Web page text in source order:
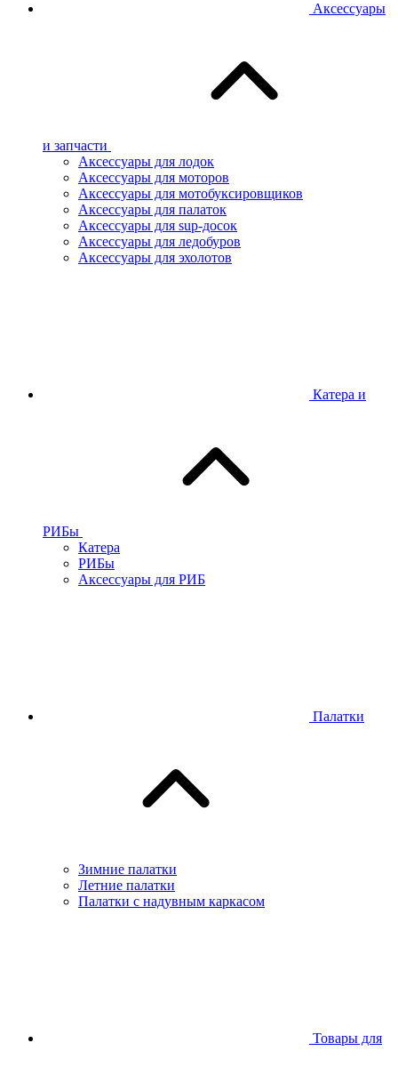
Аксессуары
и запчасти
Аксессуары для лодок
Аксессуары для моторов
Аксессуары для мотобуксировщиков
Аксессуары для палаток
Аксессуары для sup-досок
Аксессуары для ледобуров
Аксессуары для эхолотов
Катера и
РИБы
Катера
РИБы
Аксессуары для РИБ
Палатки
Зимние палатки
Летние палатки
Палатки с надувным каркасом
Товары для